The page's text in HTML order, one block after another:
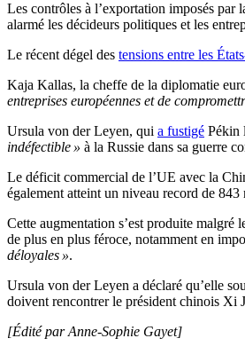
Les contrôles à l’exportation imposés par
alarmé les décideurs politiques et les
Le récent dégel des tensions entre les
Kaja Kallas, la cheffe de la diplomatie
entreprises européennes et de
Ursula von der Leyen, qui a fustigé Pékin
indéfectible » à la Russie dans sa guerre
Le déficit commercial de l’UE avec la
également atteint un niveau record de 843
Cette augmentation s’est produite malgré
de plus en plus féroce, notamment en
déloyales ».
Ursula von der Leyen a déclaré qu’elle
doivent rencontrer le président chinois Xi
[Édité par Anne-Sophie Gayet]